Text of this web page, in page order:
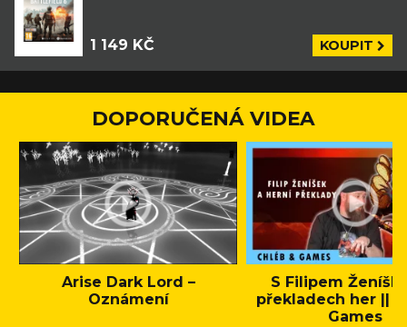
1 149 KČ KOUPIT
DOPORUČENÁ VIDEA
Arise Dark Lord –
Oznámení
S Filipem
překladech her ||
Games